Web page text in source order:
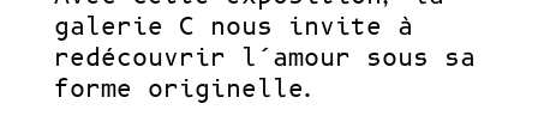
galerie C nous invite à
redécouvrir l’amour sous sa
forme originelle.